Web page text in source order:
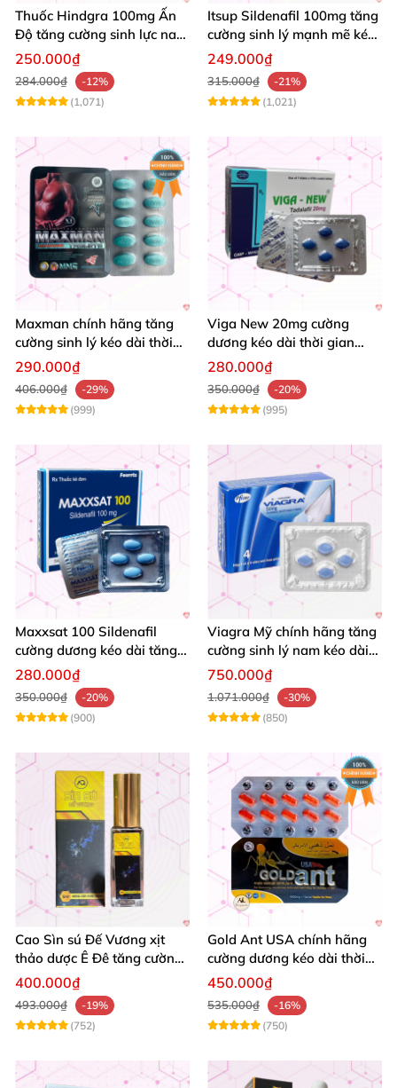
Thuốc Hindgra 100mg Ấn
Độ tăng cường sinh lực nam
chống xuất tinh sớm mua
250.000₫
284.000₫
-12%
(1,071)
Itsup Sildenafil 100mg tăng
cường sinh lý mạnh mẽ kéo
dài thời gian nam
249.000₫
315.000₫
-21%
(1,021)
Maxman chính hãng tăng
cường sinh lý kéo dài thời
gian chống xuất tinh sớm
hộp 10 viên
290.000₫
406.000₫
-29%
(999)
Viga New 20mg cường
dương kéo dài thời gian
tăng khoái cảm hộp 4 viên
280.000₫
350.000₫
-20%
(995)
Maxxsat 100 Sildenafil
cường dương kéo dài tăng
cường sinh lý nam
280.000₫
350.000₫
-20%
(900)
Viagra Mỹ chính hãng tăng
cường sinh lý nam kéo dài
quan hệ
750.000₫
1.071.000₫
-30%
(850)
Cao Sìn sú Đế Vương xịt
thảo dược Ê Đê tăng cường
bản lĩnh nam
400.000₫
493.000₫
-19%
(752)
Gold Ant USA chính hãng
cường dương kéo dài thời
gian - Kiến Vàng Đen Tây
450.000₫
535.000₫
-16%
(750)